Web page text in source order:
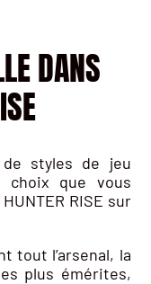
DANS
de styles de jeu
choix que vous
RISE sur
tout l’arsenal, la
plus émérites,